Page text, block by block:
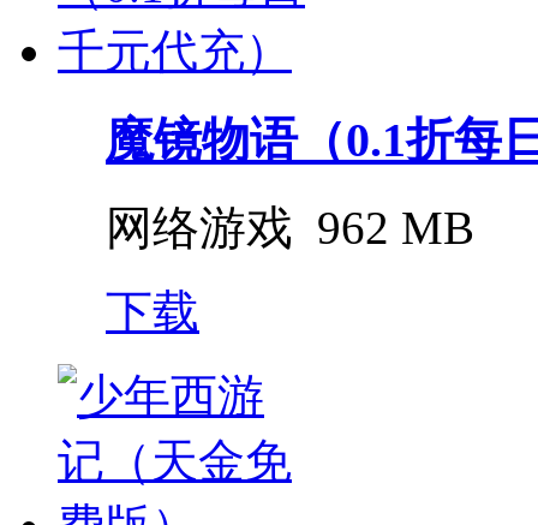
魔镜物语（0.1折每
网络游戏 962 MB
下载